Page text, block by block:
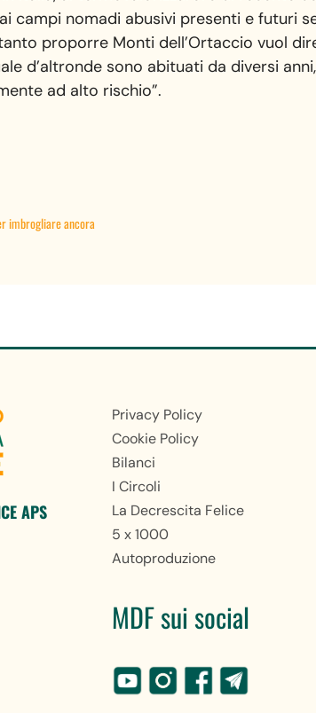
campi nomadi abusivi presenti e futuri
proporre Monti dell’Ortaccio vuol
d’altronde sono abituati da diversi
ad alto rischio”.
imbrogliare ancora
APS
Privacy Policy
Cookie Policy
Bilanci
I Circoli
La Decrescita Felice
5 x 1000
Autoproduzione
MDF sui social